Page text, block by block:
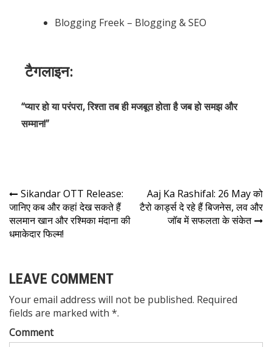
Blogging Freek – Blogging & SEO
टैगलाइन:
“प्यार हो या परंपरा, रिश्ता तब ही मजबूत होता है जब हो समझ और
सम्मान!”
Sikandar OTT Release:
जानिए कब और कहां देख सकते हैं
सलमान खान और रश्मिका मंदाना की
धमाकेदार फिल्म!
Aaj Ka Rashifal: 26 May को
टैरो कार्ड्स दे रहे हैं बिजनेस, लव और
जॉब में सफलता के संकेत
LEAVE COMMENT
Your email address will not be published. Required
fields are marked with *.
Comment